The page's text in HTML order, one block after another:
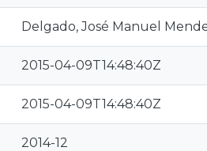
Delgado, José Manuel
2015-04-09T14:48:40Z
2015-04-09T14:48:40Z
2014-12